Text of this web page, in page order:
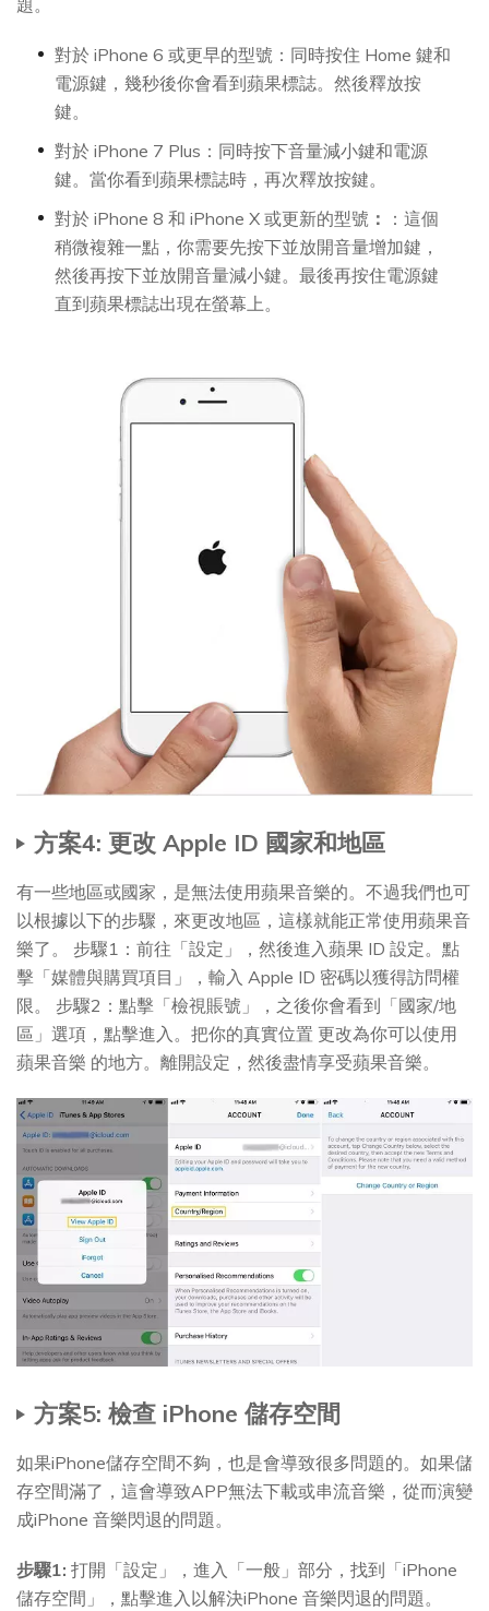
對於 iPhone 6 或更早的型號：同時按住 Home 鍵和
電源鍵，幾秒後你會看到蘋果標誌。然後釋放按
鍵。
對於 iPhone 7 Plus ：同時按下音量減小鍵和電源
鍵。當你看到蘋果標誌時，再次釋放按鍵。
對於 iPhone 8 和 iPhone X 或更新的型號 ：
：這個
稍微複雜一點，你需要先按下並放開音量增加鍵，
然後再按下並放開音量減小鍵。最後再按住電源鍵
直到蘋果標誌出現在螢幕上。
方案4: 更改 Apple ID 國家和地區
有一些地區或國家，是無法使用蘋果音樂的。不過我們也可
以根據以下的步驟，來更改地區，這樣就能正常使用蘋果音
樂了。 步驟1：前往「設定」，然後進入蘋果 ID 設定。點
擊「媒體與購買項目」，輸入 Apple ID 密碼以獲得訪問權
限。 步驟2：點擊「檢視賬號」，之後你會看到「國家/地
區」選項，點擊進入。把你的真實位置 更改為你可以使用
蘋果音樂 的地方。離開設定，然後盡情享受蘋果音樂。
方案5: 檢查 iPhone 儲存空間
如果iPhone儲存空間不夠，也是會導致很多問題的。如果儲
存空間滿了，這會導致APP無法下載或串流音樂，從而演變
成iPhone 音樂閃退的問題。
步驟1: 打開「設定」，進入「一般」部分，找到「iPhone
儲存空間」，點擊進入以解決iPhone 音樂閃退的問題。